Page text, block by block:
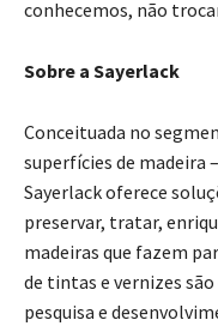
conhecemos, não
Sobre a Sayerlack
Conceituada no
superfícies de madeira
Sayerlack oferece
preservar, tratar,
madeiras que fazem
de tintas e vernizes
pesquisa e